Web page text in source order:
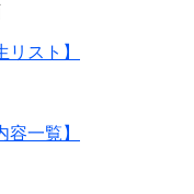
リスト】
容一覧】